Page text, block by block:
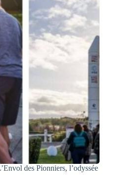
des Pionniers, l’odyssée